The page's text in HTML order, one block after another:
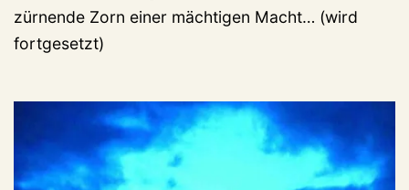
zürnende Zorn einer mächtigen Macht… (wird
fortgesetzt)